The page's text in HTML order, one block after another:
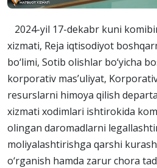
2024-yil 17-dekabr kuni
xizmati, Reja iqtisodiyot
bo‘limi, Sotib olishlar bo‘yicha
korporativ mas’uliyat,
resurslarni himoya qilish
xizmati xodimlari ishtirokida
olingan daromadlarni
moliyalashtirishga qarshi
o‘rganish hamda zarur chora